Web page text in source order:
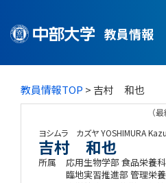
教員情報
教員情報TOP > 吉村 和也
（
ヨシムラ カズヤYOSHIMURA
吉村 和也
所属
応用生物学部 食品栄養
臨地実習推進部 管理栄